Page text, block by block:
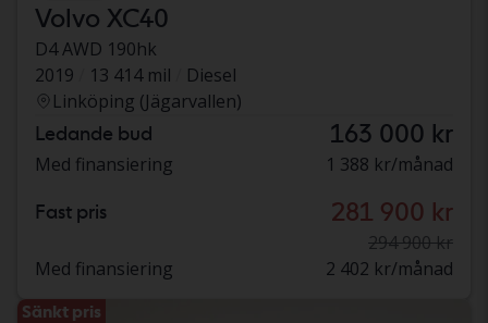
Volvo XC40
D4 AWD 190hk
2019
13 414 mil
Diesel
Linköping (Jägarvallen)
Ledande bud 163 000 kr
Med finansiering 1 388 kr/månad
Fast pris 281 900 kr
294 900 kr
Med finansiering
2 402 kr/månad
Sänkt pris